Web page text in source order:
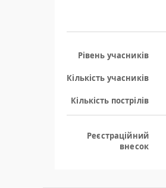
Рівень учасників
Кількість учасників
Кількість пострілів
Реєстраційний
внесок